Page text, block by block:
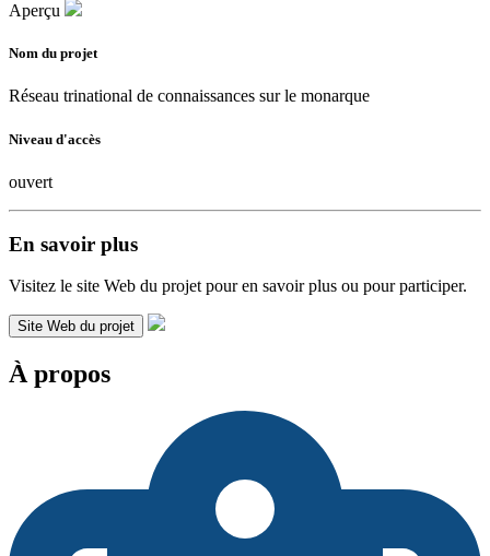
Aperçu
Nom du projet
Réseau trinational de connaissances sur le monarque
Niveau d'accès
ouvert
En savoir plus
Visitez le site Web du projet pour en savoir plus ou pour participer.
Site Web du projet
À propos